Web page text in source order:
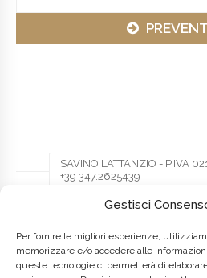
Gestisci
Per fornire le migliori esperienze,
memorizzare e/o accedere alle
queste tecnologie ci permetterà di
SAVINO LATTANZIO - P.IVA
+39 347.2625439
Facebook Twitter
LinkedIn